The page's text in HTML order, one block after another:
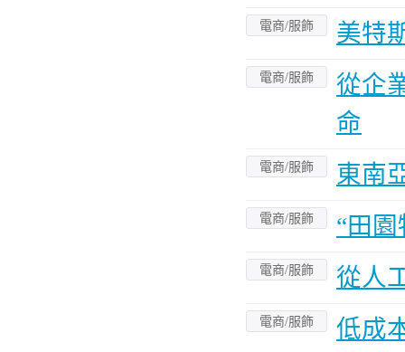
電商/服飾 美特
電商/服飾
從企
命
電商/服飾 東南
電商/服飾 “田
電商/服飾 從人
電商/服飾
低成